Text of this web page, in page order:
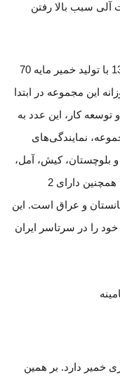
آلی سبب بالا رفتن
خمیرمایه سامینه فعالیت خود را از سال 1399 با تولید خمیر مایه 70
این مجموعه در ابتدا
و توسعه کار، این عدد به
نمایندگی‌های
بلوچستان، کیش، آمل،
رشت، تهران، شاهرو، شهرکرد و گناباد دارد. همچنین دارای 2
و عراق است. این
را در سرتاسر ایران
خمیر دارد. بر همین